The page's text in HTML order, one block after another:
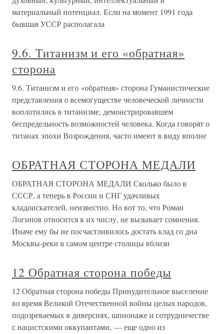
материальный потенциал. Если на момент 1991 года
бывшая УССР располагала
9.6. Титанизм и его «обратная»
сторона
9.6. Титанизм и его «обратная» сторона Гуманистические
представления о всемогуществе человеческой личности
воплотились в титанизме, демонстрировавшем
беспредельность возможностей человека. Когда говорят о
титанах эпохи Возрождения, часто имеют в виду вполне
ОБРАТНАЯ СТОРОНА МЕДАЛИ
ОБРАТНАЯ СТОРОНА МЕДАЛИ Сколько было в
СССР, а теперь в России и СНГ удачливых
кладоискателей, неизвестно. Но вот то, что Роман
Логинов относится к их числу, не вызывает сомнения.
Иначе ему бы не посчастливилось достать клад со дна
Москвы-реки в самом центре столицы вблизи
12 Обратная сторона победы
12 Обратная сторона победы Принудительное выселение
во время Великой Отечественной войны целых народов,
подозреваемых в диверсиях, шпионаже и сотрудничестве
с нацистскими оккупантами, — еще одно из